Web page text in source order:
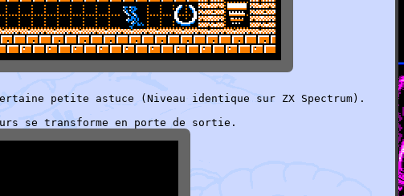
petite astuce (Niveau identique sur ZX Spectrum).
se transforme en porte de sortie.